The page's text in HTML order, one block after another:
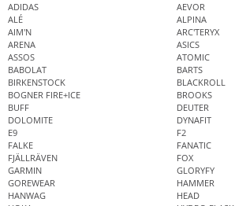
ADIDAS
AEVOR
ALÉ
ALPINA
AIM'N
ARC'TERYX
ARENA
ASICS
ASSOS
ATOMIC
BABOLAT
BARTS
BIRKENSTOCK
BLACKROLL
BOGNER FIRE+ICE
BROOKS
BUFF
DEUTER
DOLOMITE
DYNAFIT
E9
F2
FALKE
FANATIC
FJÄLLRÄVEN
FOX
GARMIN
GLORYFY
GOREWEAR
HAMMER
HANWAG
HEAD